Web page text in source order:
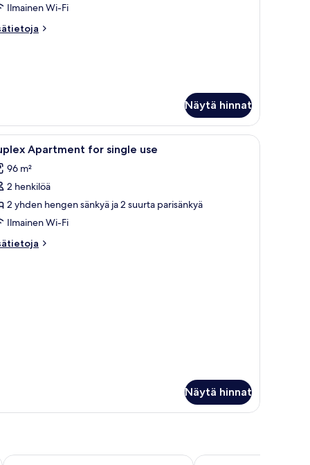
Ilmainen Wi-Fi
Näytä hinnat
Makuuhuone, jossa on kalteva katto,
1 Apartment for single use
96 m²
2 henkilöä
2 yhden hengen sänkyä ja 2 suurta parisänkyä
Ilmainen Wi-Fi
Näytä hinnat
Home Hotel Katajanokka Clarion Hotel Helsinki